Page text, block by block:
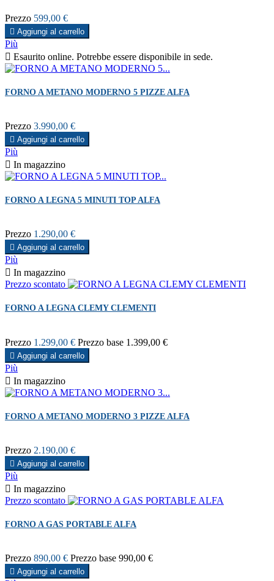
Prezzo 599,00 €
 Aggiungi al carrello
Più
 Esaurito online. Potrebbe essere disponibile in sede.
FORNO A METANO MODERNO 5 PIZZE ALFA
Prezzo 3.990,00 €
 Aggiungi al carrello
Più
 In magazzino
FORNO A LEGNA 5 MINUTI TOP ALFA
Prezzo 1.290,00 €
 Aggiungi al carrello
Più
 In magazzino
Prezzo scontato
FORNO A LEGNA CLEMY CLEMENTI
Prezzo 1.299,00 € Prezzo base 1.399,00 €
 Aggiungi al carrello
Più
 In magazzino
FORNO A METANO MODERNO 3 PIZZE ALFA
Prezzo 2.190,00 €
 Aggiungi al carrello
Più
 In magazzino
Prezzo scontato
FORNO A GAS PORTABLE ALFA
Prezzo 890,00 € Prezzo base 990,00 €
 Aggiungi al carrello